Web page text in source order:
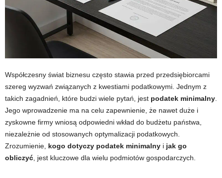
Współczesny świat biznesu często stawia przed przedsiębiorcami
szereg wyzwań związanych z kwestiami podatkowymi. Jednym z
takich zagadnień, które budzi wiele pytań, jest podatek minimalny
Jego wprowadzenie ma na celu zapewnienie, że nawet duże i
zyskowne firmy wniosą odpowiedni wkład do budżetu państwa,
niezależnie od stosowanych optymalizacji podatkowych.
Zrozumienie, kogo dotyczy podatek minimalny i jak go
obliczyć , jest kluczowe dla wielu podmiotów gospodarczych.